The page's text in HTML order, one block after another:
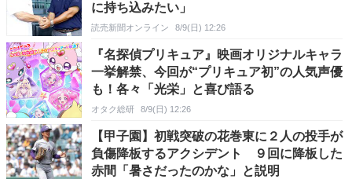
に持ち込みたい」
読売新聞オンライン 8/9(日) 12:26
『名探偵プリキュア』映画オリジナルキャラ
一挙解禁、今回が“プリキュア初”の人気声優
も！各々「光栄」と喜び語る
オタク総研 8/9(日) 12:26
【甲子園】初戦突破の花巻東に２人の投手が
負傷降板するアクシデント ９回に降板した
赤間「暑さだったのかな」と説明